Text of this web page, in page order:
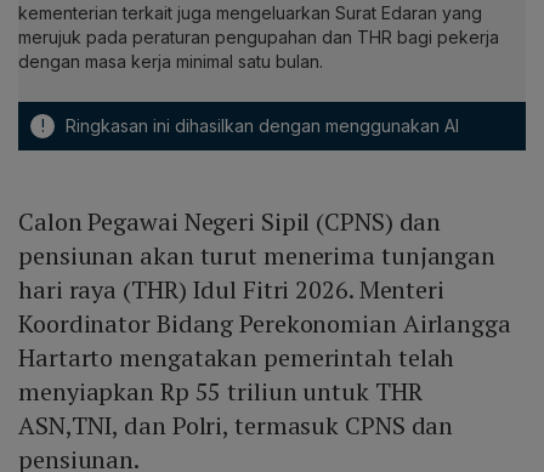
kementerian terkait juga mengeluarkan Surat Edaran yang
merujuk pada peraturan pengupahan dan THR bagi pekerja
dengan masa kerja minimal satu bulan.
! Ringkasan ini dihasilkan dengan menggunakan AI
Calon Pegawai Negeri Sipil (CPNS) dan
pensiunan akan turut menerima tunjangan
hari raya (THR) Idul Fitri 2026. Menteri
Koordinator Bidang Perekonomian Airlangga
Hartarto mengatakan pemerintah telah
menyiapkan Rp 55 triliun untuk THR
ASN,TNI, dan Polri, termasuk CPNS dan
pensiunan.